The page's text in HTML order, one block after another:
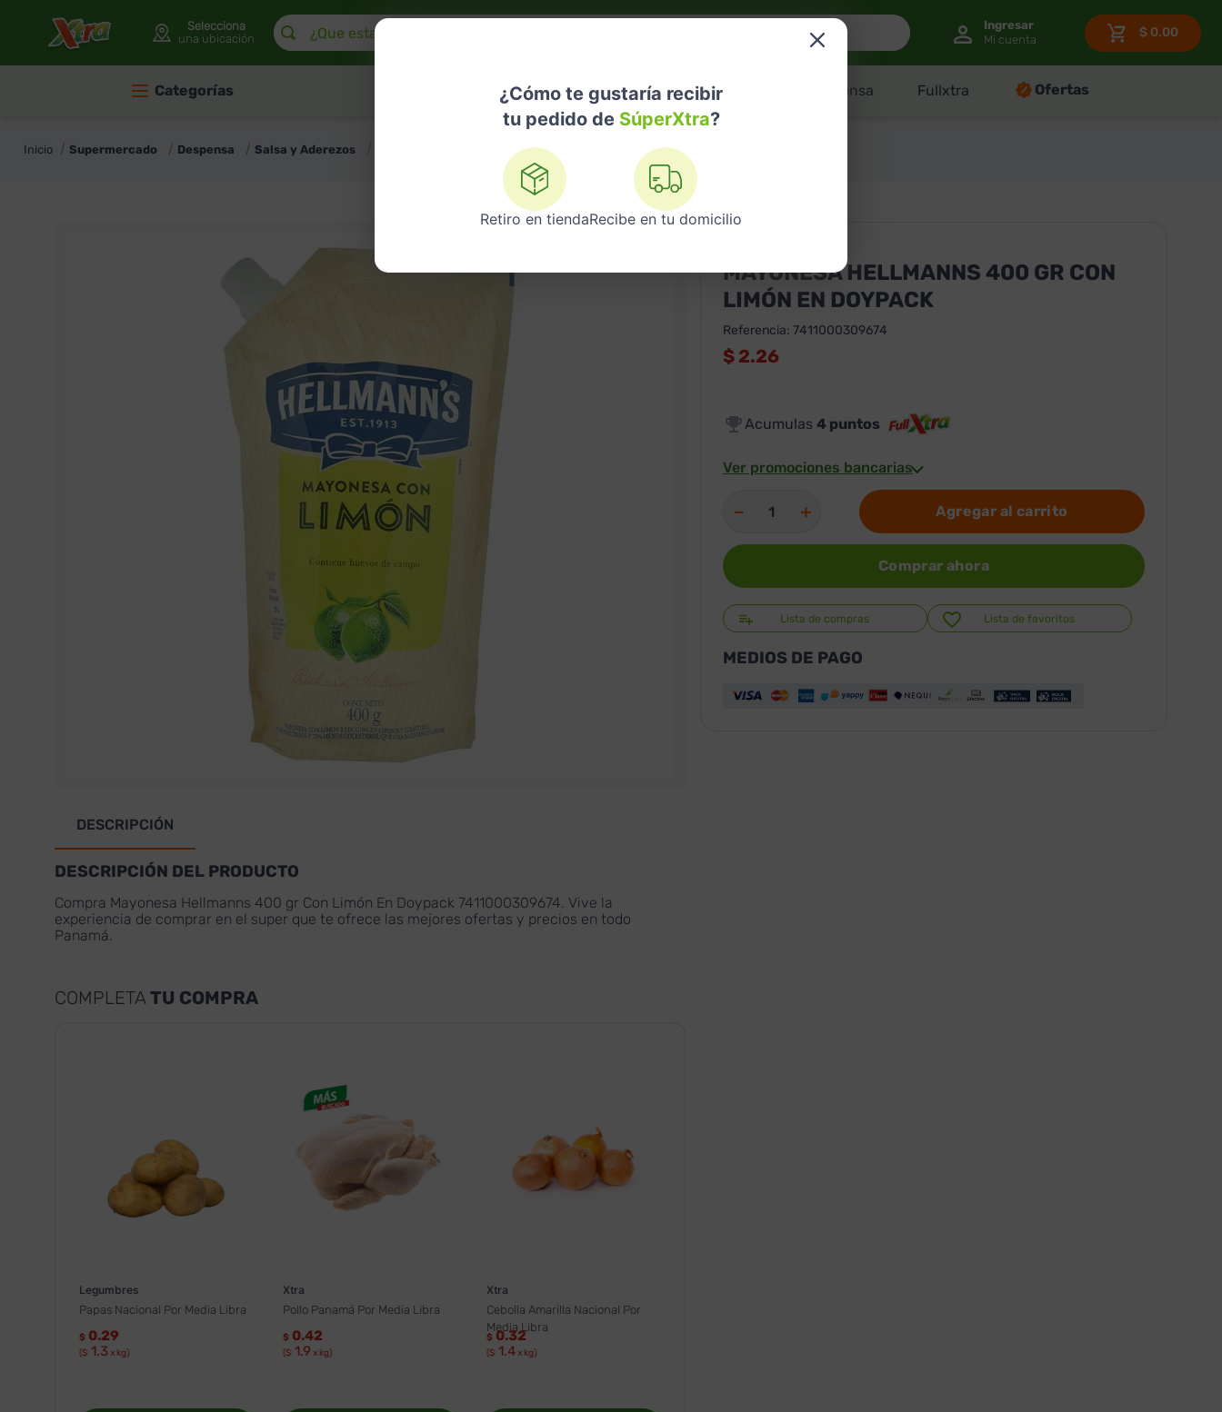
Selecciona
una ubicación
¿Cómo te gustaría recibir
tu pedido de SúperXtra?
Retiro en tiendaRecibe en tu domicilio
¿Que estas buscando?
$ 0.00
Categorías Nuestras Marcas Telemedicina Licores Despensa Fullxtra Ofertas
Supermercado Despensa Salsa y Aderezos Mayonesa Hellmanns 400 gr Con Limón En Doypack
DESCRIPCIÓN
DESCRIPCIÓN DEL PRODUCTO
Compra Mayonesa Hellmanns 400 gr Con Limón En Doypack 7411000309674. Vive la
experiencia de comprar en el super que te ofrece las mejores ofertas y precios en todo
Panamá.
COMPLETATU COMPRA
Legumbres
Papas Nacional Por Media Libra
$ 0.29
($ 1.3 x kg)
Xtra
Pollo Panamá Por Media Libra
$ 0.42
($ 1.9 x kg)
Xtra
Cebolla Amarilla Nacional Por
Media Libra
$ 0.32
($ 1.4x kg)
MAYONESA HELLMANNS 400 GR CON
LIMÓN EN DOYPACK
Referencia: 7411000309674
$ 2.26
Acumulas 4puntos
Ver promociones bancarias
＋
－ Agregar al carrito
Comprar ahora
Lista de compras Lista de favoritos
MEDIOS DE PAGO